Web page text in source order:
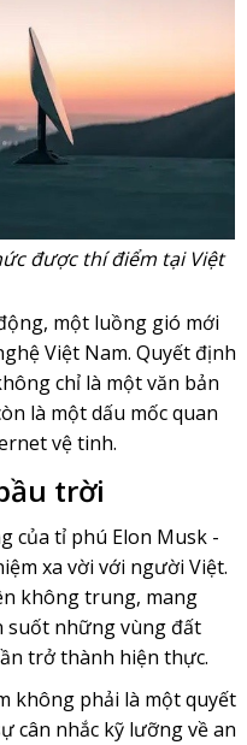
được thí điểm tại Việt
một luồng gió mới
Việt Nam. Quyết định
chỉ là một văn bản
là một dấu mốc quan
vệ tinh.
trời
của tỉ phú Elon Musk-
xa vời với người Việt.
không trung, mang
suốt những vùng đất
trở thành hiện thực.
không phải là một quyết
cân nhắc kỹ lưỡng về an